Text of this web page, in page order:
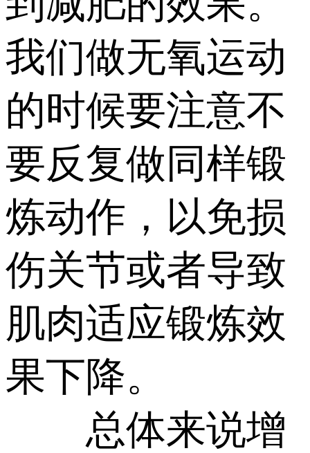
我们做无氧运动
的时候要注意不
要反复做同样锻
炼动作，以免损
伤关节或者导致
肌肉适应锻炼效
果下降。
总体来说增